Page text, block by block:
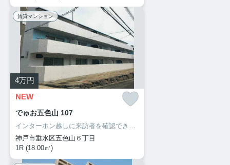
賃貸マンション
4万円
NEW
でゅお五色山 107
インターホン越しに来訪者を確認できるので、トラブルを回避しやすくなります。室内設備はエアコン・照明付きなど豊富に揃っており、過ごしやすいお部屋になっております。快適に暮らせる陽当たりが良い物件へのお引越しはいかがですか。この物件はバルコニー付きです。神戸市垂水区で気になるお部屋が見つかりましたら、サポートホームサービスまでお問い合わせください。内見予約も受け付けております。
神戸市垂水区五色山６丁目
1R (18.00㎡)